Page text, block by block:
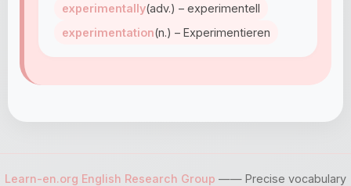
experimentally(adv.) – experimentell
experimentation(n.) – Experimentieren
Learn-en.org English Research Group —— Precise vocabulary